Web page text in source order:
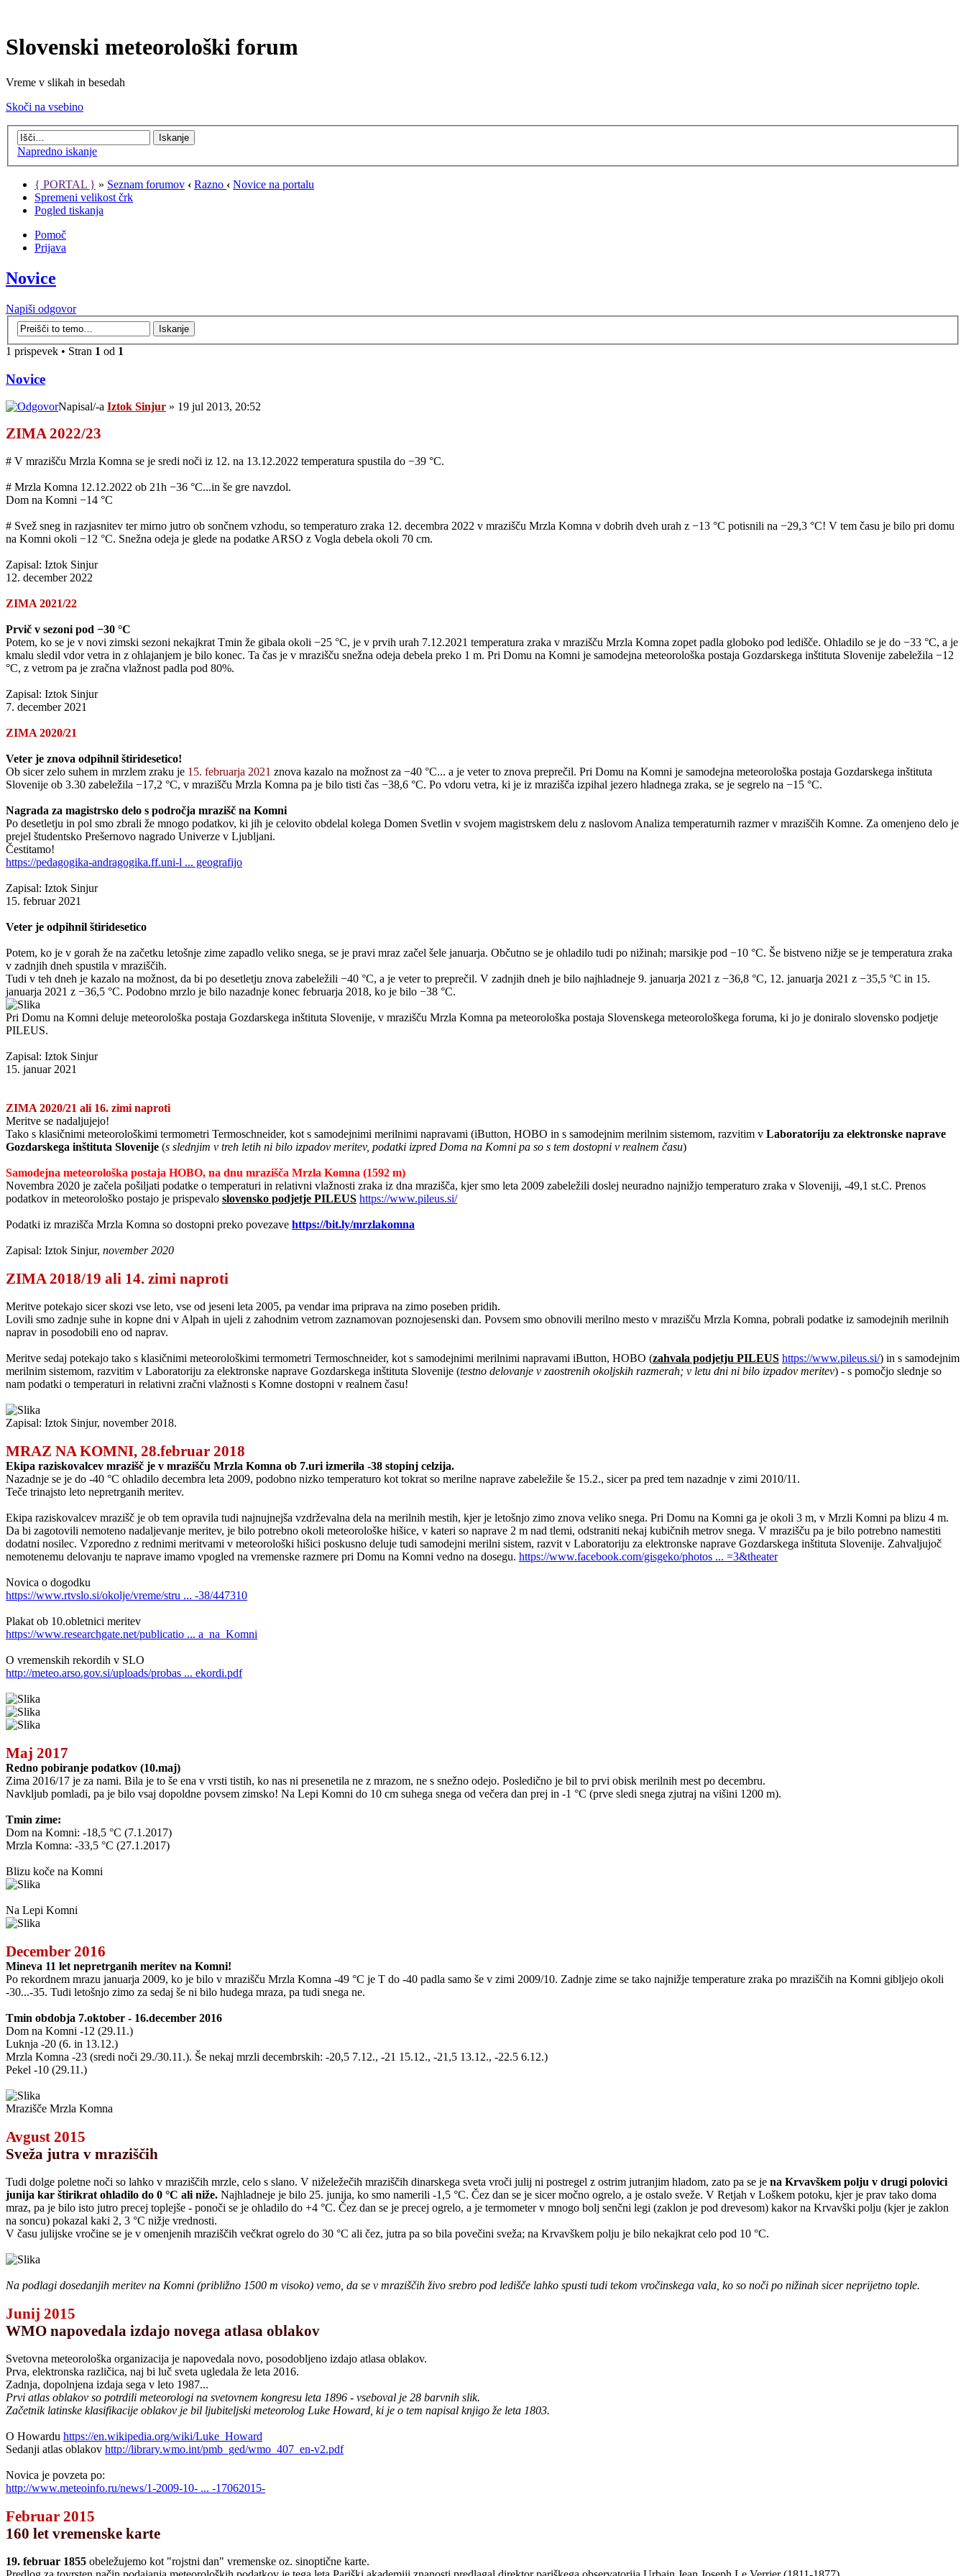
Slovenski meteorološki forum
Vreme v slikah in besedah
Skoči na vsebino
Napredno iskanje
{ PORTAL } » Seznam forumov ‹ Razno ‹ Novice na portalu
Spremeni velikost črk
Pogled tiskanja
Pomoč
Prijava
Novice
Napiši odgovor
1 prispevek • Stran 1 od 1
Novice
Napisal/-a Iztok Sinjur » 19 jul 2013, 20:52
ZIMA 2022/23
# V mrazišču Mrzla Komna se je sredi noči iz 12. na 13.12.2022 temperatura spustila do −39 °C.
# Mrzla Komna 12.12.2022 ob 21h −36 °C...in še gre navzdol.
Dom na Komni −14 °C
# Svež sneg in razjasnitev ter mirno jutro ob sončnem vzhodu, so temperaturo zraka 12. decembra 2022 v mrazišču Mrzla Komna v dobrih dveh urah z −13 °C potisnili na −29,3 °C! V tem času je bilo pri domu
na Komni okoli −12 °C. Snežna odeja je glede na podatke ARSO z Vogla debela okoli 70 cm.
Zapisal: Iztok Sinjur
12. december 2022
ZIMA 2021/22
Prvič v sezoni pod −30 °C
Potem, ko se je v novi zimski sezoni nekajkrat Tmin že gibala okoli −25 °C, je v prvih urah 7.12.2021 temperatura zraka v mrazišču Mrzla Komna zopet padla globoko pod ledišče. Ohladilo se je do −33 °C, a je
kmalu sledil vdor vetra in z ohlajanjem je bilo konec. Ta čas je v mrazišču snežna odeja debela preko 1 m. Pri Domu na Komni je samodejna meteorološka postaja Gozdarskega inštituta Slovenije zabeležila −12
°C, z vetrom pa je zračna vlažnost padla pod 80%.
Zapisal: Iztok Sinjur
7. december 2021
ZIMA 2020/21
Veter je znova odpihnil štiridesetico!
Ob sicer zelo suhem in mrzlem zraku je 15. februarja 2021 znova kazalo na možnost za −40 °C... a je veter to znova preprečil. Pri Domu na Komni je samodejna meteorološka postaja Gozdarskega inštituta
Slovenije ob 3.30 zabeležila −17,2 °C, v mrazišču Mrzla Komna pa je bilo tisti čas −38,6 °C. Po vdoru vetra, ki je iz mrazišča izpihal jezero hladnega zraka, se je segrelo na −15 °C.
Nagrada za magistrsko delo s področja mrazišč na Komni
Po desetletju in pol smo zbrali že mnogo podatkov, ki jih je celovito obdelal kolega Domen Svetlin v svojem magistrskem delu z naslovom Analiza temperaturnih razmer v mraziščih Komne. Za omenjeno delo je
prejel študentsko Prešernovo nagrado Univerze v Ljubljani.
Čestitamo!
https://pedagogika-andragogika.ff.uni-l ... geografijo
Zapisal: Iztok Sinjur
15. februar 2021
Veter je odpihnil štiridesetico
Potem, ko je v gorah že na začetku letošnje zime zapadlo veliko snega, se je pravi mraz začel šele januarja. Občutno se je ohladilo tudi po nižinah; marsikje pod −10 °C. Še bistveno nižje se je temperatura zraka
v zadnjih dneh spustila v mraziščih.
Tudi v teh dneh je kazalo na možnost, da bi po desetletju znova zabeležili −40 °C, a je veter to preprečil. V zadnjih dneh je bilo najhladneje 9. januarja 2021 z −36,8 °C, 12. januarja 2021 z −35,5 °C in 15.
januarja 2021 z −36,5 °C. Podobno mrzlo je bilo nazadnje konec februarja 2018, ko je bilo −38 °C.
Pri Domu na Komni deluje meteorološka postaja Gozdarskega inštituta Slovenije, v mrazišču Mrzla Komna pa meteorološka postaja Slovenskega meteorološkega foruma, ki jo je doniralo slovensko podjetje
PILEUS.
Zapisal: Iztok Sinjur
15. januar 2021
ZIMA 2020/21 ali 16. zimi naproti
Meritve se nadaljujejo!
Tako s klasičnimi meteorološkimi termometri Termoschneider, kot s samodejnimi merilnimi napravami (iButton, HOBO in s samodejnim merilnim sistemom, razvitim v Laboratoriju za elektronske naprave
Gozdarskega inštituta Slovenije (s slednjim v treh letih ni bilo izpadov meritev, podatki izpred Doma na Komni pa so s tem dostopni v realnem času)
Samodejna meteorološka postaja HOBO, na dnu mrazišča Mrzla Komna (1592 m)
Novembra 2020 je začela pošiljati podatke o temperaturi in relativni vlažnosti zraka iz dna mrazišča, kjer smo leta 2009 zabeležili doslej neuradno najnižjo temperaturo zraka v Sloveniji, -49,1 st.C. Prenos
podatkov in meteorološko postajo je prispevalo slovensko podjetje PILEUS https://www.pileus.si/
Podatki iz mrazišča Mrzla Komna so dostopni preko povezave https://bit.ly/mrzlakomna
Zapisal: Iztok Sinjur, november 2020
ZIMA 2018/19 ali 14. zimi naproti
Meritve potekajo sicer skozi vse leto, vse od jeseni leta 2005, pa vendar ima priprava na zimo poseben pridih.
Lovili smo zadnje suhe in kopne dni v Alpah in ujeli z zahodnim vetrom zaznamovan poznojesenski dan. Povsem smo obnovili merilno mesto v mrazišču Mrzla Komna, pobrali podatke iz samodejnih merilnih
naprav in posodobili eno od naprav.
Meritve sedaj potekajo tako s klasičnimi meteorološkimi termometri Termoschneider, kot s samodejnimi merilnimi napravami iButton, HOBO (zahvala podjetju PILEUS https://www.pileus.si/) in s samodejnim
merilnim sistemom, razvitim v Laboratoriju za elektronske naprave Gozdarskega inštituta Slovenije (testno delovanje v zaostrenih okoljskih razmerah; v letu dni ni bilo izpadov meritev) - s pomočjo slednje so
nam podatki o temperaturi in relativni zračni vlažnosti s Komne dostopni v realnem času!
Zapisal: Iztok Sinjur, november 2018.
MRAZ NA KOMNI, 28.februar 2018
Ekipa raziskovalcev mrazišč je v mrazišču Mrzla Komna ob 7.uri izmerila -38 stopinj celzija.
Nazadnje se je do -40 °C ohladilo decembra leta 2009, podobno nizko temperaturo kot tokrat so merilne naprave zabeležile še 15.2., sicer pa pred tem nazadnje v zimi 2010/11.
Teče trinajsto leto nepretrganih meritev.
Ekipa raziskovalcev mrazišč je ob tem opravila tudi najnujnejša vzdrževalna dela na merilnih mestih, kjer je letošnjo zimo znova veliko snega. Pri Domu na Komni ga je okoli 3 m, v Mrzli Komni pa blizu 4 m.
Da bi zagotovili nemoteno nadaljevanje meritev, je bilo potrebno okoli meteorološke hišice, v kateri so naprave 2 m nad tlemi, odstraniti nekaj kubičnih metrov snega. V mrazišču pa je bilo potrebno namestiti
dodatni nosilec. Vzporedno z rednimi meritvami v meteorološki hišici poskusno deluje tudi samodejni merilni sistem, razvit v Laboratoriju za elektronske naprave Gozdarskega inštituta Slovenije. Zahvaljujoč
nemotenemu delovanju te naprave imamo vpogled na vremenske razmere pri Domu na Komni vedno na dosegu. https://www.facebook.com/gisgeko/photos ... =3&theater
Novica o dogodku
https://www.rtvslo.si/okolje/vreme/stru ... -38/447310
Plakat ob 10.obletnici meritev
https://www.researchgate.net/publicatio ... a_na_Komni
O vremenskih rekordih v SLO
http://meteo.arso.gov.si/uploads/probas ... ekordi.pdf
Maj 2017
Redno pobiranje podatkov (10.maj)
Zima 2016/17 je za nami. Bila je to še ena v vrsti tistih, ko nas ni presenetila ne z mrazom, ne s snežno odejo. Posledično je bil to prvi obisk merilnih mest po decembru.
Navkljub pomladi, pa je bilo vsaj dopoldne povsem zimsko! Na Lepi Komni do 10 cm suhega snega od večera dan prej in -1 °C (prve sledi snega zjutraj na višini 1200 m).
Tmin zime:
Dom na Komni: -18,5 °C (7.1.2017)
Mrzla Komna: -33,5 °C (27.1.2017)
Blizu koče na Komni
Na Lepi Komni
December 2016
Mineva 11 let nepretrganih meritev na Komni!
Po rekordnem mrazu januarja 2009, ko je bilo v mrazišču Mrzla Komna -49 °C je T do -40 padla samo še v zimi 2009/10. Zadnje zime se tako najnižje temperature zraka po mraziščih na Komni gibljejo okoli
-30...-35. Tudi letošnjo zimo za sedaj še ni bilo hudega mraza, pa tudi snega ne.
Tmin obdobja 7.oktober - 16.december 2016
Dom na Komni -12 (29.11.)
Luknja -20 (6. in 13.12.)
Mrzla Komna -23 (sredi noči 29./30.11.). Še nekaj mrzli decembrskih: -20,5 7.12., -21 15.12., -21,5 13.12., -22.5 6.12.)
Pekel -10 (29.11.)
Mrazišče Mrzla Komna
Avgust 2015
Sveža jutra v mraziščih
Tudi dolge poletne noči so lahko v mraziščih mrzle, celo s slano. V niželežečih mraziščih dinarskega sveta vroči julij ni postregel z ostrim jutranjim hladom, zato pa se je na Krvavškem polju v drugi polovici
junija kar štirikrat ohladilo do 0 °C ali niže. Najhladneje je bilo 25. junija, ko smo namerili -1,5 °C. Čez dan se je sicer močno ogrelo, a je ostalo sveže. V Retjah v Loškem potoku, kjer je prav tako doma
mraz, pa je bilo isto jutro precej toplejše - ponoči se je ohladilo do +4 °C. Čez dan se je precej ogrelo, a je termometer v mnogo bolj senčni legi (zaklon je pod drevesom) kakor na Krvavški polju (kjer je zaklon
na soncu) pokazal kaki 2, 3 °C nižje vrednosti.
V času julijske vročine se je v omenjenih mraziščih večkrat ogrelo do 30 °C ali čez, jutra pa so bila povečini sveža; na Krvavškem polju je bilo nekajkrat celo pod 10 °C.
Na podlagi dosedanjih meritev na Komni (približno 1500 m visoko) vemo, da se v mraziščih živo srebro pod ledišče lahko spusti tudi tekom vročinskega vala, ko so noči po nižinah sicer neprijetno tople.
Junij 2015
WMO napovedala izdajo novega atlasa oblakov
Svetovna meteorološka organizacija je napovedala novo, posodobljeno izdajo atlasa oblakov.
Prva, elektronska različica, naj bi luč sveta ugledala že leta 2016.
Zadnja, dopolnjena izdaja sega v leto 1987...
Prvi atlas oblakov so potrdili meteorologi na svetovnem kongresu leta 1896 - vseboval je 28 barvnih slik.
Začetnik latinske klasifikacije oblakov je bil ljubiteljski meteorolog Luke Howard, ki je o tem napisal knjigo že leta 1803.
O Howardu https://en.wikipedia.org/wiki/Luke_Howard
Sedanji atlas oblakov http://library.wmo.int/pmb_ged/wmo_407_en-v2.pdf
Novica je povzeta po:
http://www.meteoinfo.ru/news/1-2009-10- ... -17062015-
Februar 2015
160 let vremenske karte
19. februar 1855 obeležujemo kot "rojstni dan" vremenske oz. sinoptične karte.